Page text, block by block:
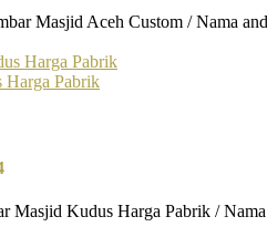
Masjid Aceh Custom / Nama
Harga Pabrik
Masjid Kudus Harga Pabrik /